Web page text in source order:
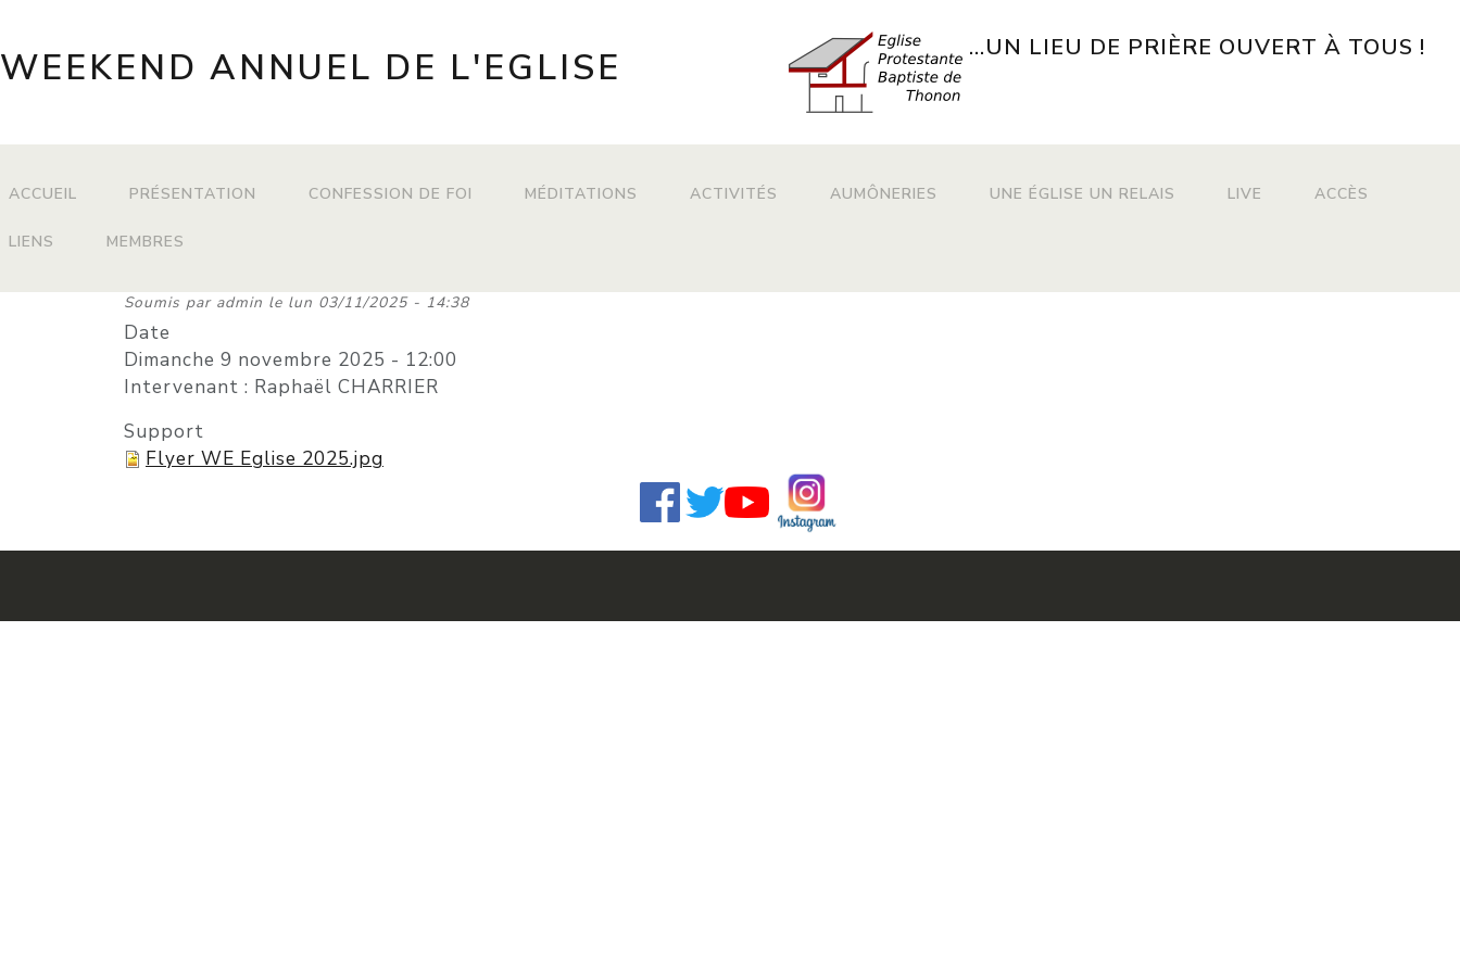
WEEKEND ANNUEL DE L'EGLISE ...UN LIEU DE PRIÈRE OUVERT À TOUS !
MAIN MENU
ACCUEIL PRÉSENTATION CONFESSION DE FOI MÉDITATIONS ACTIVITÉS AUMÔNERIES UNE ÉGLISE UN RELAIS LIVE ACCÈS
LIENS MEMBRES
Soumis par admin le lun 03/11/2025 - 14:38
Date
Dimanche 9 novembre 2025 - 12:00
Intervenant : Raphaël CHARRIER
Support
Flyer WE Eglise 2025.jpg